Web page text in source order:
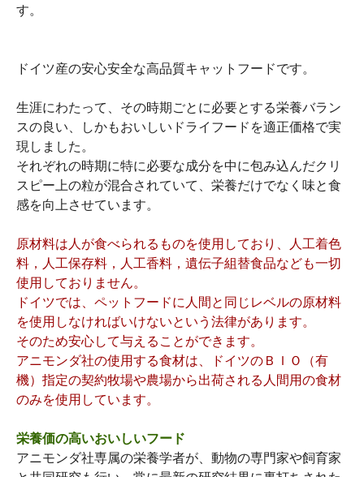
す。
ドイツ産の安心安全な高品質キャットフードです。
生涯にわたって、その時期ごとに必要とする栄養バラン
スの良い、しかもおいしいドライフードを適正価格で実
現しました。
それぞれの時期に特に必要な成分を中に包み込んだクリ
スピー上の粒が混合されていて、栄養だけでなく味と食
感を向上させています。
原材料は人が食べられるものを使用しており、人工着色
料，人工保存料，人工香料，遺伝子組替食品なども一切
使用しておりません。
ドイツでは、ペットフードに人間と同じレベルの原材料
を使用しなければいけないという法律があります。
そのため安心して与えることができます。
アニモンダ社の使用する食材は、ドイツのＢＩＯ（有
機）指定の契約牧場や農場から出荷される人間用の食材
のみを使用しています。
栄養価の高いおいしいフード
アニモンダ社専属の栄養学者が、動物の専門家や飼育家